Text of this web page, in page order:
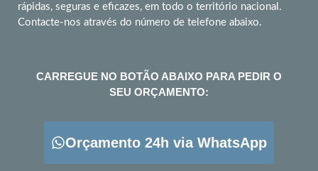
rápidas, seguras e eficazes, em todo o território nacional.
Contacte-nos através do número de telefone abaixo.
CARREGUE NO BOTÃO ABAIXO PARA PEDIR O
SEU ORÇAMENTO:
Orçamento 24h via WhatsApp